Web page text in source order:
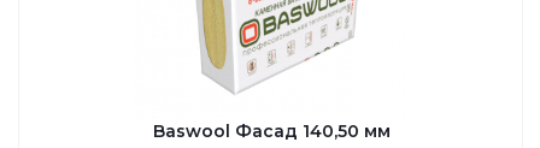
Baswool Фасад 140,50 мм